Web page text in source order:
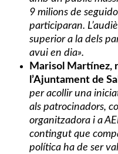
9 milions de
participaran.
superior a la dels
avui en dia».
Marisol Martínez,
l’Ajuntament de
per acollir una
als patrocinadors,
organitzadora i a
contingut que
política ha de ser